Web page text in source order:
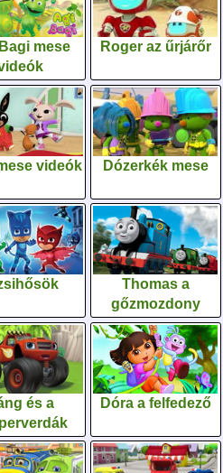
mese
Roger az űrjárőr
videók Dózerkék mese
Thomas a
gőzmozdony
és a
Dóra a felfedező